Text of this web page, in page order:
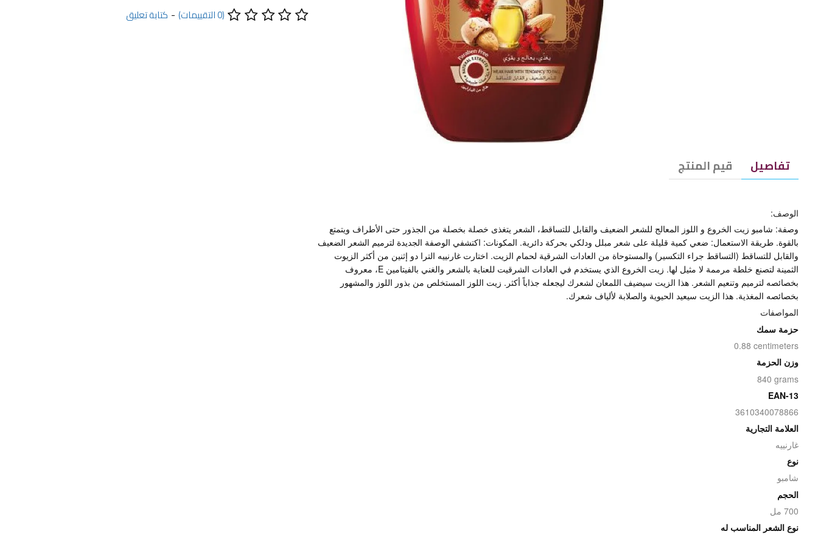
(0 التقييمات) - كتابة تعليق
تفاصيل قيم المنتج
الوصف:
وصفة: شامبو زيت الخروع و اللوز المعالج للشعر الضعيف والقابل للتساقط، الشعر يتغذى خصلة بخصلة من الجذور حتى الأطراف ويتمتع
بالقوة. طريقة الاستعمال: ضعي كمية قليلة على شعر مبلل ودلكي بحركة دائرية. المكونات: اكتشفي الوصفة الجديدة لترميم الشعر الضعيف
والقابل للتساقط (التساقط جراء التكسير) والمستوحاة من العادات الشرقية لحمام الزيت. اختارت غارنييه الترا دو إثنين من أكثر الزيوت
الثمينة لتصنع خلطة مرممة لا مثيل لها. زيت الخروع الذي يستخدم في العادات الشرقيت للعناية بالشعر والغني بالفيتامين E، معروف
بخصائصه لترميم وتنعيم الشعر. هذا الزيت سيضيف اللمعان لشعرك ليجعله جذاباً أكثر. زيت اللوز المستخلص من بذور اللوز والمشهور
بخصائصه المغذية. هذا الزيت سيعيد الحيوية والصلابة لألياف شعرك.
المواصفات
حزمة سمك
0.88 centimeters
وزن الحزمة
840 grams
EAN-13
3610340078866
العلامة التجارية
غارنييه
نوع
شامبو
الحجم
700 مل
نوع الشعر المناسب له